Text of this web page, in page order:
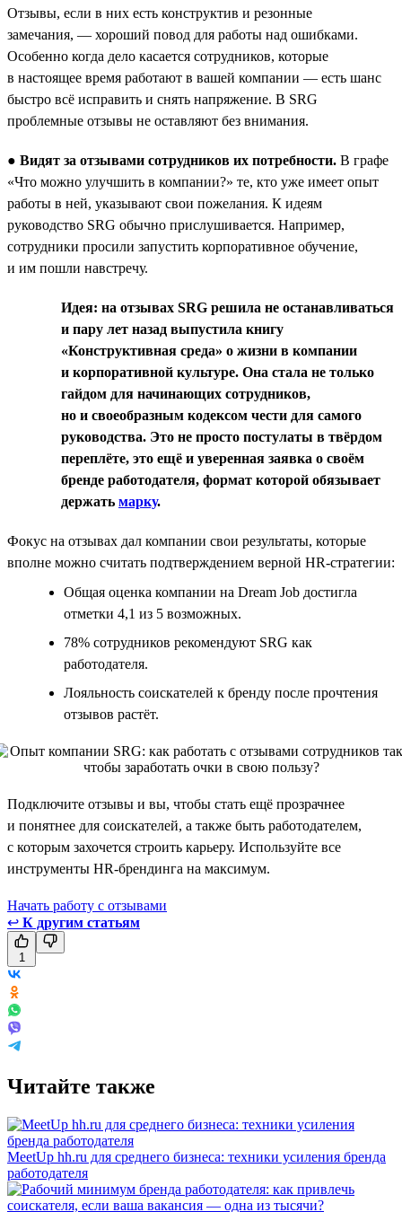
Отзывы, если в них есть конструктив и резонные
замечания, — хороший повод для работы над ошибками.
Особенно когда дело касается сотрудников, которые
в настоящее время работают в вашей компании — есть шанс
быстро всё исправить и снять напряжение. В SRG
проблемные отзывы не оставляют без внимания.
● Видят за отзывами сотрудников их потребности. В графе
«Что можно улучшить в компании?» те, кто уже имеет опыт
работы в ней, указывают свои пожелания. К идеям
руководство SRG обычно прислушивается. Например,
сотрудники просили запустить корпоративное обучение,
и им пошли навстречу.
Идея: на отзывах SRG решила не останавливаться
и пару лет назад выпустила книгу
«Конструктивная среда» о жизни в компании
и корпоративной культуре. Она стала не только
гайдом для начинающих сотрудников,
но и своеобразным кодексом чести для самого
руководства. Это не просто постулаты в твёрдом
переплёте, это ещё и уверенная заявка о своём
бренде работодателя, формат которой обязывает
держать марку.
Фокус на отзывах дал компании свои результаты, которые
вполне можно считать подтверждением верной HR-стратегии:
Общая оценка компании на Dream Job достигла
отметки 4,1 из 5 возможных.
78% сотрудников рекомендуют SRG как
работодателя.
Лояльность соискателей к бренду после прочтения
отзывов растёт.
Подключите отзывы и вы, чтобы стать ещё прозрачнее
и понятнее для соискателей, а также быть работодателем,
с которым захочется строить карьеру. Используйте все
инструменты HR-брендинга на максимум.
Начать работу с отзывами
↩ К другим статьям
1
Читайте также
MeetUp hh.ru для среднего бизнеса: техники усиления бренда
работодателя